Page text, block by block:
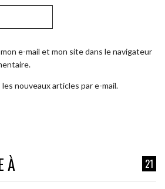
e-mail et mon site dans le navigateur
nouveaux articles par e-mail.
À 21